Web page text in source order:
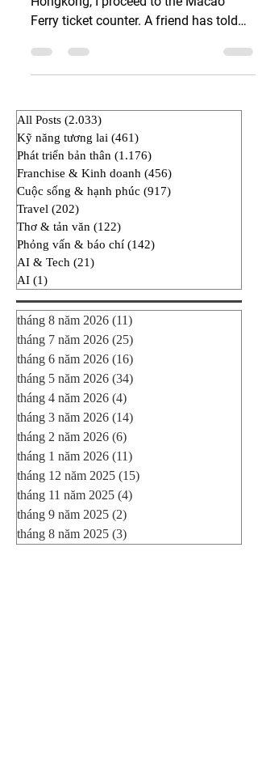
Macao, May 27, 2013 After landing in
Hongkong, I proceed to the Macao
Ferry ticket counter. A friend has told
All Posts (2.033)2.033 bài đăng
Kỹ năng tương lai (461) 461 bài đăng
Phát triển bản thân (1.176) 1.176 bài đăng
Franchise & Kinh doanh (456)
Cuộc sống & hạnh phúc
Travel (202) 202 bài đăng
Thơ & tản văn (122)122 bài đăng
Phỏng vấn & báo chí
AI & Tech (21)21 bài đăng
AI (1)1 bài đăng
tháng 8 năm 2026 (11)11 bài đăng
tháng 7 năm 2026 (25)
tháng 6 năm 2026 (16)
tháng 5 năm 2026 (34)
tháng 4 năm 2026 (4)4 bài đăng
tháng 3 năm 2026 (14)
tháng 2 năm 2026 (6)6 bài đăng
tháng 1 năm 2026 (11)11 bài đăng
tháng 12 năm 2025 (15)
tháng 11 năm 2025 (4)
tháng 9 năm 2025 (2)